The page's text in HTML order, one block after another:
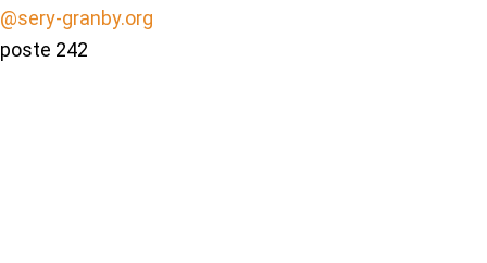
@sery-granby.org
poste 242